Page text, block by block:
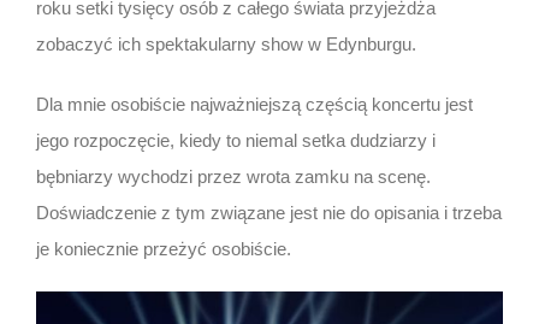
roku setki tysięcy osób z całego świata przyjeżdża
zobaczyć ich spektakularny show w Edynburgu.
Dla mnie osobiście najważniejszą częścią koncertu jest
jego rozpoczęcie, kiedy to niemal setka dudziarzy i
bębniarzy wychodzi przez wrota zamku na scenę.
Doświadczenie z tym związane jest nie do opisania i trzeba
je koniecznie przeżyć osobiście.